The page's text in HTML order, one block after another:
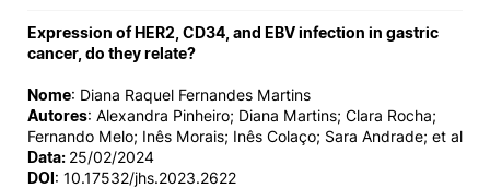
Expression of HER2, CD34, and EBV infection in gastric
cancer, do they relate?
Nome: Diana Raquel Fernandes Martins
Autores: Alexandra Pinheiro; Diana Martins; Clara Rocha;
Fernando Melo; Inês Morais; Inês Colaço; Sara Andrade; et al
Data: 25/02/2024
DOI: 10.17532/jhs.2023.2622